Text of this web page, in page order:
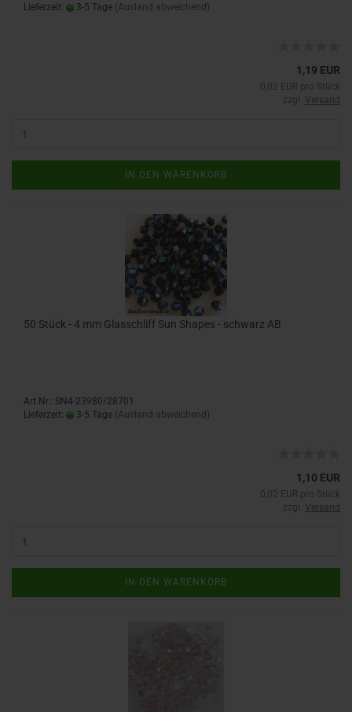
Lieferzeit:
3-5 Tage (Ausland abweichend)
1,19 EUR
0,02 EUR pro Stück
zzgl. Versand
IN DEN WARENKORB
50 Stück - 4 mm Glasschliff Sun Shapes - schwarz AB
Art.Nr.: SN4-23980/28701
Lieferzeit:
3-5 Tage (Ausland abweichend)
1,10 EUR
0,02 EUR pro Stück
zzgl. Versand
IN DEN WARENKORB